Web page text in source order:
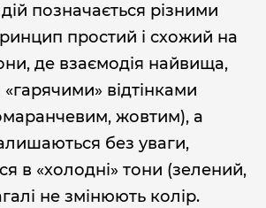
дій позначається різними
простий і схожий на
де взаємодія найвища,
«гарячими» відтінками
жовтим), а
без уваги,
в «холодні» тони (зелений,
не змінюють колір.